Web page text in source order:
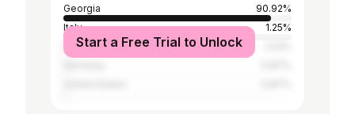
Georgia
90.92%
Italy
1.25%
Poland
Start a Free Trial to Unlock